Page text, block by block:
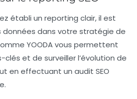
établi un reporting clair, il est
données dans votre stratégie de
YOODAvous permettent
et de surveiller l’évolution de
en effectuant un audit SEO